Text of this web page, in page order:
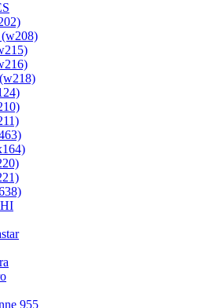
955